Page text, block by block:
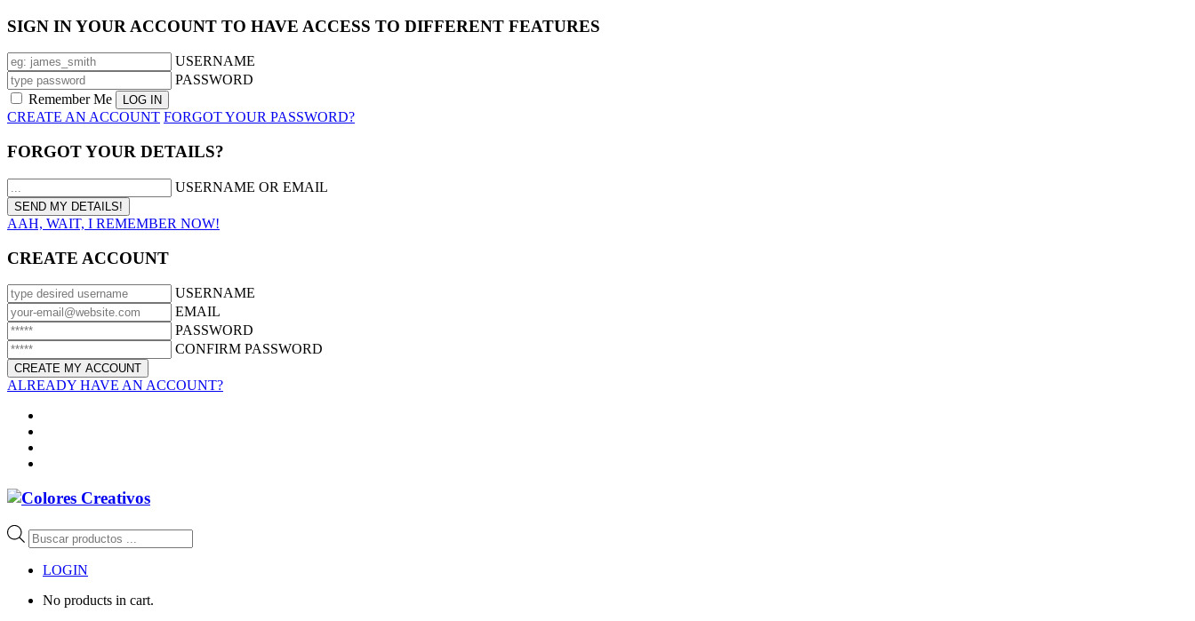
SIGN IN YOUR ACCOUNT TO HAVE ACCESS TO DIFFERENT FEATURES
USERNAME
PASSWORD
Remember Me
CREATE AN ACCOUNT FORGOT YOUR PASSWORD?
FORGOT YOUR DETAILS?
USERNAME OR EMAIL
AAH, WAIT, I REMEMBER NOW!
CREATE ACCOUNT
USERNAME
EMAIL
PASSWORD
CONFIRM PASSWORD
ALREADY HAVE AN ACCOUNT?
Búsqueda
de
productos
LOGIN
No products in cart.